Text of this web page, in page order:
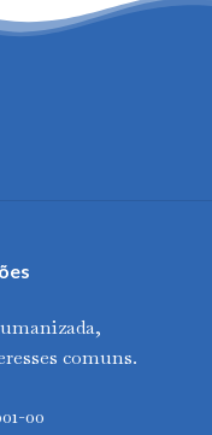
comuns.
00